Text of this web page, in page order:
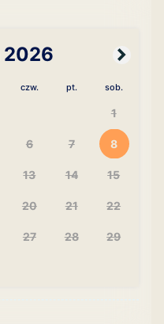
2026
czw. pt. sob.
1
6 7 8
13 14 15
20 21 22
27 28 29